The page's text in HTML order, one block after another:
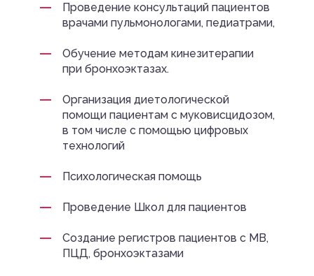
Проведение консультаций пациентов
врачами пульмонологами, педиатрами,
Обучение методам кинезитерапии
при бронхоэктазах.
Организация диетологической
помощи пациентам с муковисцидозом,
в том числе с помощью цифровых
технологий
Психологическая помощь
Проведение Школ для пациентов
Создание регистров пациентов с МВ,
ПЦД, бронхоэктазами